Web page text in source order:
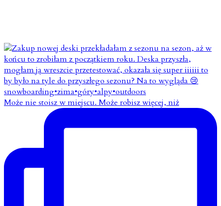
Może nie stoisz w miejscu. Może robisz więcej, niż